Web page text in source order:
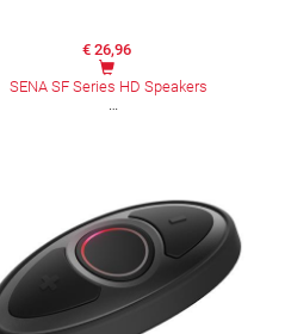
€ 26,96
SENA SF Series HD Speakers